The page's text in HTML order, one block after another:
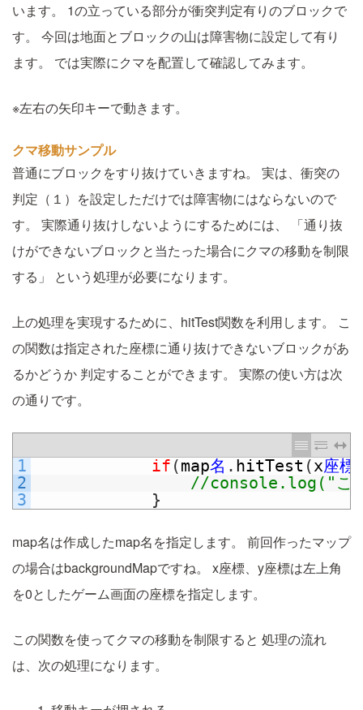
います。
1の立っている部分が衝突判定有りのブロックで
す。
今回は地面とブロックの山は障害物に設定して有り
ます。
では実際にクマを配置して確認してみます。
※左右の矢印キーで動きます。
クマ移動サンプル
普通にブロックをすり抜けていきますね。
実は、衝突の
判定（１）を設定しただけでは障害物にはならないので
す。
実際通り抜けしないようにするためには、
「通り抜
けができないブロックと当たった場合にクマの移動を制限
する」
という処理が必要になります。
上の処理を実現するために、hitTest関数を利用します。
こ
の関数は指定された座標に通り抜けできないブロックがあ
るかどうか 判定することができます。
実際の使い方は次
の通りです。
1
2
3
if (map名 . hitTest (x座標
//console.log("こ
}
map名は作成したmap名を指定します。
前回作ったマップ
の場合はbackgroundMapですね。
x座標、y座標は左上角
を0としたゲーム画面の座標を指定します。
この関数を使ってクマの移動を制限すると 処理の流れ
は、次の処理になります。